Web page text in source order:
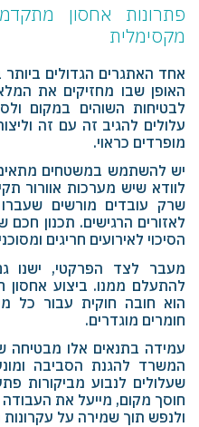
פתרונות אחסון
מקסימלית
אחד האתגרים הגדולים
האופן שבו מחזיקים את
לבטיחות השוהים במקום
עלולים להגיב זה עם זה
מופרדים כראוי.
יש להשתמש במשטחים
לוודא שיש מערכות אוורור
שרק עובדים מורשים
לאזורים הרגישים. תכנון
הסיכוי לאירועים חריגים
מעבר לצד הפרקטי, ישנו
להתעלם ממנו. ביצוע אחסון
הוא חובה חוקית עבור כל
חומרים מוגדרים.
עמידה בתנאים אלו מבטיחה
המשרד להגנת הסביבה
שעלולים לנבוע מביקורות
חוסך מקום, מייעל את העבודה
ולנפש תוך שמירה על עקרונות